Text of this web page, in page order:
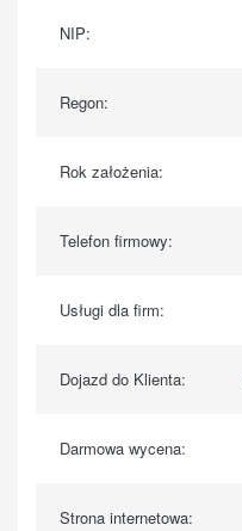
NIP:
Regon:
Rok założenia:
Telefon firmowy:
Usługi dla firm:
Dojazd do Klienta:
Darmowa wycena:
Strona internetowa: